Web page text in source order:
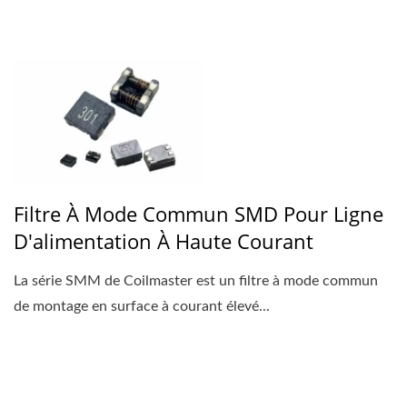
Filtre À Mode Commun SMD Pour Ligne
D'alimentation À Haute Courant
La série SMM de Coilmaster est un filtre à mode commun
de montage en surface à courant élevé...